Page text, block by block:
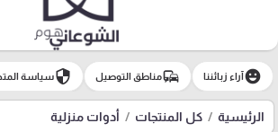
emoji_emotionsآراء زبائننا commuteمناطق التوصيل securityسياسة
الرئيسية كل المنتجات أدوات منزلية